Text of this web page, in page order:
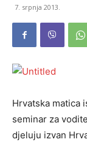
7. srpnja 2013.
Hrvatska matica
seminar za
djeluju izvan